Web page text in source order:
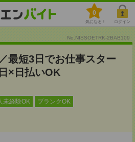
0
気になる！ ログイン
No.NISSOETRK-2BAB109
最短3日でお仕事スター
×日払いOK
未経験OK ブランクOK